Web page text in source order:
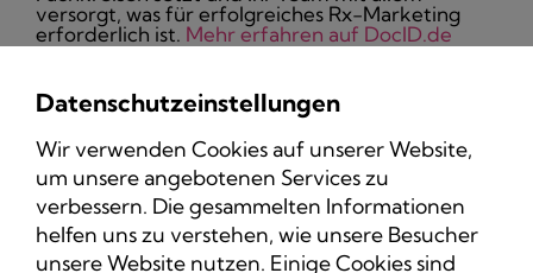
versorgt, was für erfolgreiches Rx-Marketing
erforderlich ist. Mehr erfahren auf DocID.de
Datenschutz
Impressum
Datenschutzeinstellungen
Wir verwenden Cookies auf unserer Website,
um unsere angebotenen Services zu
verbessern. Die gesammelten Informationen
helfen uns zu verstehen, wie unsere Besucher
unsere Website nutzen. Einige Cookies sind